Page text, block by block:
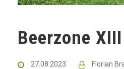
Beerzone XIII
27.08.2023 Florian